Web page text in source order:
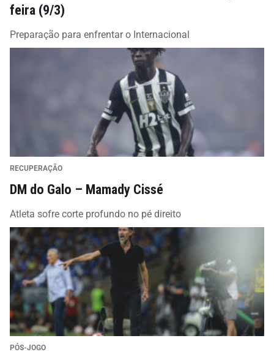
feira (9/3)
Preparação para enfrentar o Internacional
RECUPERAÇÃO
DM do Galo – Mamady Cissé
Atleta sofre corte profundo no pé direito
PÓS-JOGO